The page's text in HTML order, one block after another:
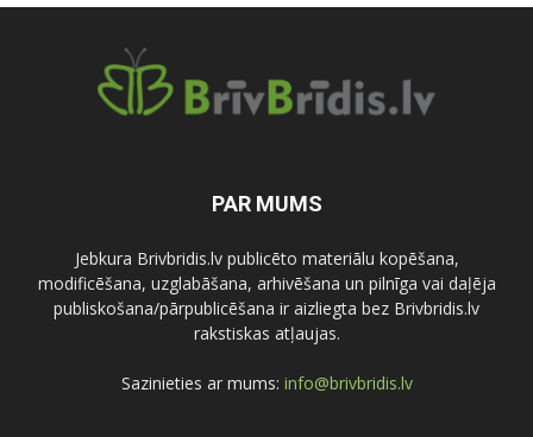
PAR MUMS
Jebkura Brivbridis.lv publicēto materiālu kopēšana,
modificēšana, uzglabāšana, arhivēšana un pilnīga vai daļēja
publiskošana/pārpublicēšana ir aizliegta bez Brivbridis.lv
rakstiskas atļaujas.
Sazinieties ar mums: info@brivbridis.lv